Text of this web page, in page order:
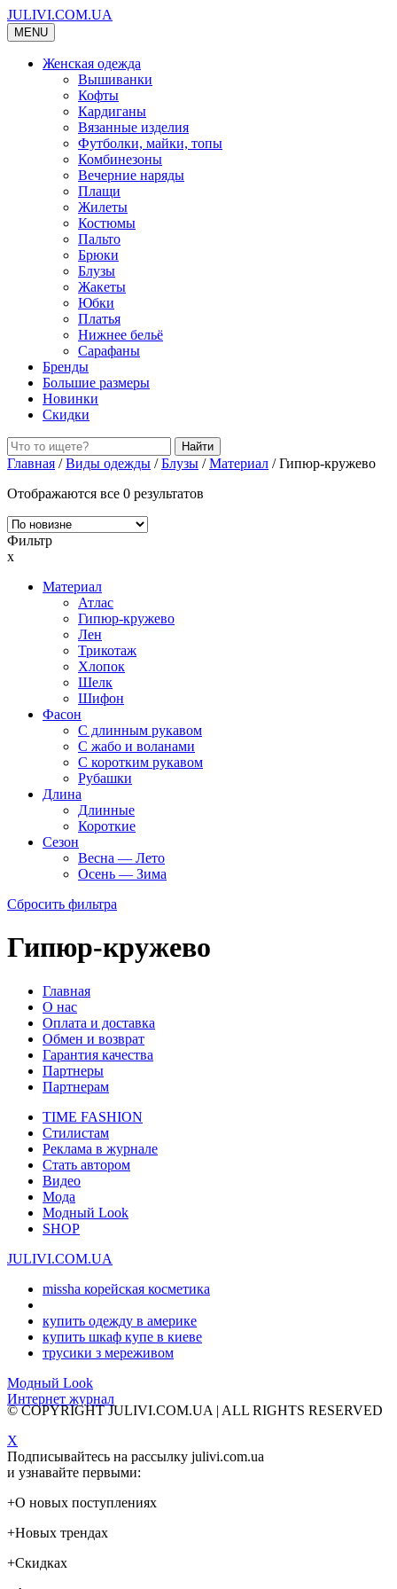
JULIVI.COM.UA
MENU
Женская одежда
Вышиванки
Кофты
Кардиганы
Вязанные изделия
Футболки, майки, топы
Комбинезоны
Вечерние наряды
Плащи
Жилеты
Костюмы
Пальто
Брюки
Блузы
Жакеты
Юбки
Платья
Нижнее бельё
Сарафаны
Бренды
Большие размеры
Новинки
Скидки
Главная /Виды одежды /Блузы /Материал / Гипюр-кружево
Отображаются все 0 результатов
Фильтр
x
Материал
Атлас
Гипюр-кружево
Лен
Трикотаж
Хлопок
Шелк
Шифон
Фасон
С длинным рукавом
С жабо и воланами
С коротким рукавом
Рубашки
Длина
Длинные
Короткие
Сезон
Весна — Лето
Осень — Зима
Сбросить фильтра
Гипюр-кружево
Главная
О нас
Оплата и доставка
Обмен и возврат
Гарантия качества
Партнеры
Партнерам
TIME FASHION
Стилистам
Реклама в журнале
Стать автором
Видео
Мода
Модный Look
SHOP
JULIVI.COM.UA
missha корейская косметика
купить одежду в америке
купить шкаф купе в киеве
трусики з мереживом
Модный Look
Интернет журнал
© COPYRIGHT JULIVI.COM.UA | ALL RIGHTS RESERVED
X
Подписывайтесь на рассылку julivi.com.ua
и узнавайте первыми:
+О новых поступлениях
+Новых трендах
+Скидках